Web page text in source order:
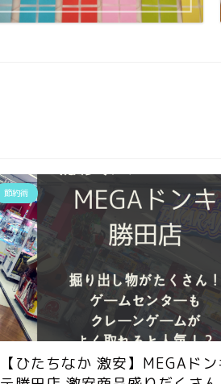
節約術
【ひたちなか 激安】MEGAド